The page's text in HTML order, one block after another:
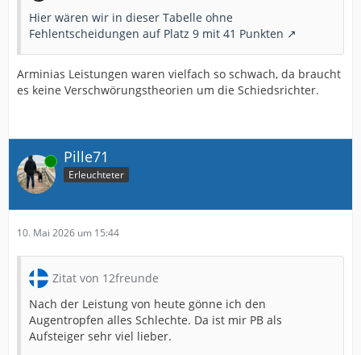
Hier wären wir in dieser Tabelle ohne
Fehlentscheidungen auf Platz 9 mit 41 Punkten
Arminias Leistungen waren vielfach so schwach, da braucht
es keine Verschwörungstheorien um die Schiedsrichter.
Online Pille71
Erleuchteter
10. Mai 2026 um 15:44
Zitat von 12freunde
Nach der Leistung von heute gönne ich den
Augentropfen alles Schlechte. Da ist mir PB als
Aufsteiger sehr viel lieber.